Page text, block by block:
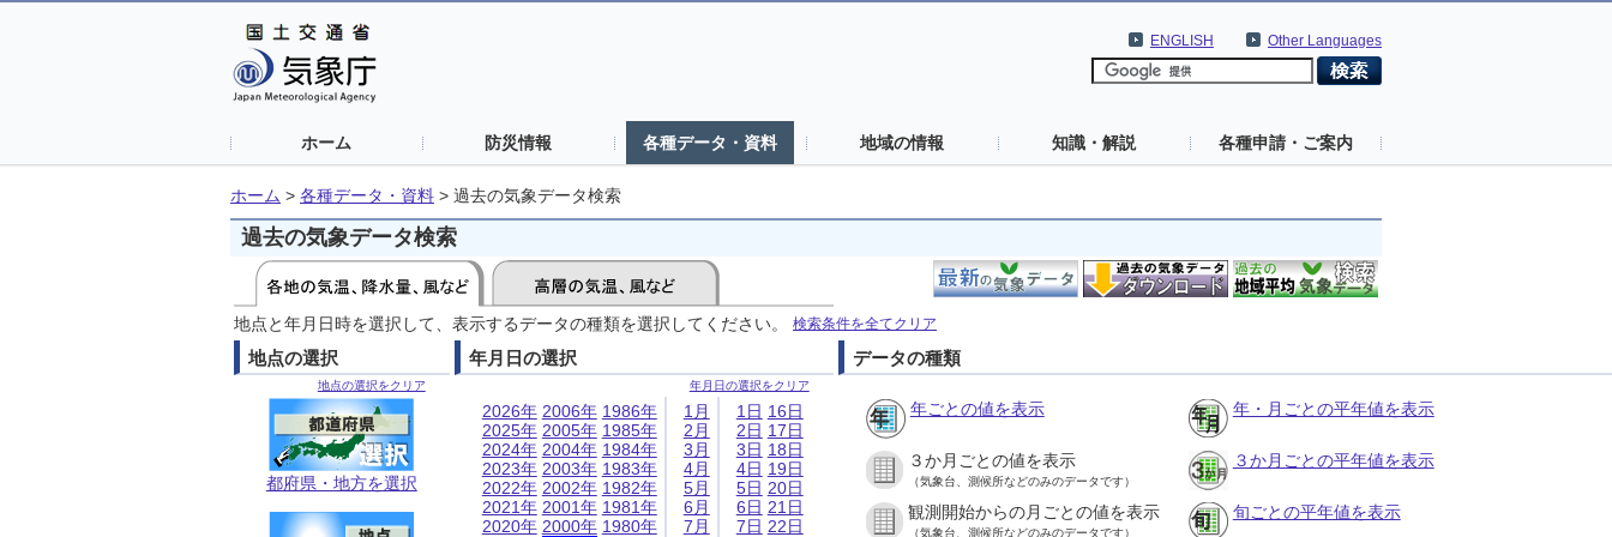
Other Languages
ENGLISH
ホーム 防災情報 各種データ・資料 地域の情報 知識・解説 各種申請・ご案内
ホーム > 各種データ・資料 > 過去の気象データ検索
過去の気象データ検索
地点と年月日時を選択して、表示するデータの種類を選択してください。 検索条件を全てクリア
地点の選択
地点の選択をクリア
都府県・地方を選択
年月日の選択
年月日の選択をクリア
2026年
2025年
2024年
2023年
2022年
2021年
2020年
2006年
2005年
2004年
2003年
2002年
2001年
2000年
1986年
1985年
1984年
1983年
1982年
1981年
1980年
1月
2月
3月
4月
5月
6月
7月
1日
2日
3日
4日
5日
6日
7日
16日
17日
18日
19日
20日
21日
22日
データの種類
年ごとの値を表示 年・月ごとの平年値を表示
３か月ごとの値を表示
（気象台、測候所などのみのデータです）
３か月ごとの平年値を表示
観測開始からの月ごとの値を表示
（気象台、測候所などのみのデータです）
旬ごとの平年値を表示